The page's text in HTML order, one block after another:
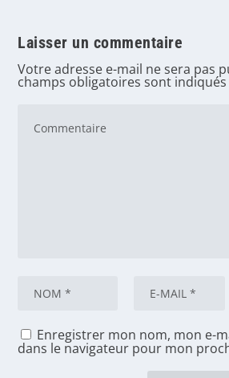
Laisser un commentaire
Votre adresse e-mail ne sera pas
champs obligatoires sont
Enregistrer mon nom, mon e-
dans le navigateur pour mon